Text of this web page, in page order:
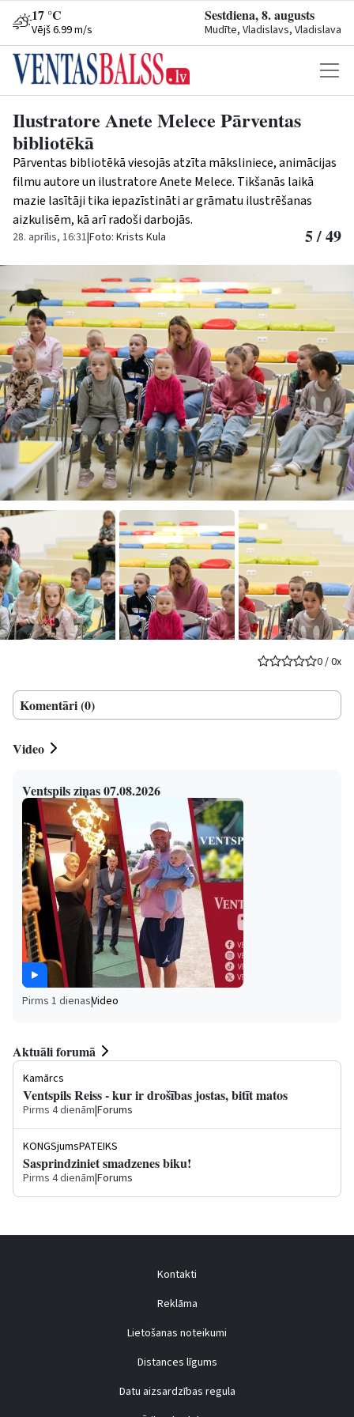
17 °C
Vējš 6.99 m/s
Sestdiena, 8. augusts
Mudīte, Vladislavs, Vladislava
Ilustratore Anete Melece Pārventas
bibliotēkā
Pārventas bibliotēkā viesojās atzīta māksliniece, animācijas
filmu autore un ilustratore Anete Melece. Tikšanās laikā
mazie lasītāji tika iepazīstināti ar grāmatu ilustrēšanas
aizkulisēm, kā arī radoši darbojās.
28. aprīlis, 16:31|Foto: Krists Kula 5 / 49
0/0x
Komentāri (0)
Video
Ventspils ziņas 07.08.2026
Pirms 1 dienas|Video
Aktuāli forumā
Kamārcs
Ventspils Reiss - kur ir drošības jostas, bitīt matos
Pirms 4 dienām|Forums
KONGSjumsPATEIKS
Sasprindziniet smadzenes biku!
Pirms 4 dienām|Forums
Kontakti
Reklāma
Lietošanas noteikumi
Distances līgums
Datu aizsardzības regula